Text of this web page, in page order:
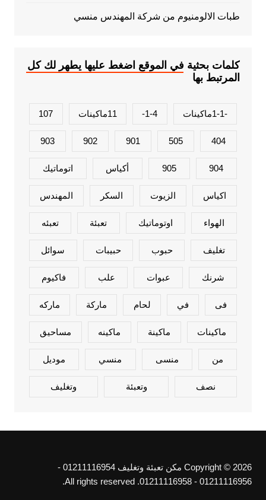
طبات الالومنيوم من شركة المهندس منسي
كلمات بحثية في الموقع اضغط عليها يطهر لك كل
المرتبط بها
-1-1ماكينات 1-4- 11ماكينات 107
404
505
901
902
903
904
905 أكياس اتوماتيك
اكياس الزيوت السكر المهندس
الهواء اوتوماتيك تعبئة تعبئه
تغليف حبوب حبيبات سوائل
شرنك عبوات علب فاكيوم
فى في لحام ماركة ماركه
ماكينات ماكينة ماكينه مساحيق
من منسى منسي موديل
نصف وتعبئة وتغليف
Copyright © 2026 مكن تعبئة وتغليف 01211116954 -
01211116956 - 01211116958. All rights reserved.